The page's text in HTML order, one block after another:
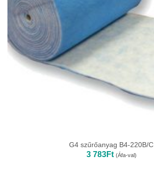
G4 szűrőanyag B4-220B/C
3 783Ft (Áfa-val)